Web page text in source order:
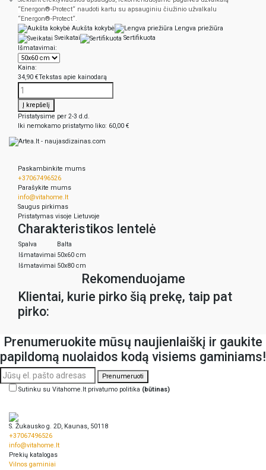
“Energon®-Protect“ naudoti kartu su apsauginiu čiužinio užvalkalu
“Energon®-Protect“.
Aukšta kokybė
Lengva priežiūra
Sveikatai
Sertifikuota
Išmatavimai:
Kaina:
34,90 €Tekstas apie kainodarą
Į krepšelį
Pristatysime per 2-3 d.d.
Iki nemokamo pristatymo liko: 60,00 €
Paskambinkite mums
+37067496526
Parašykite mums
info@vitahome.lt
Saugus pirkimas
Pristatymas visoje Lietuvoje
Charakteristikos lentelė
Spalva
Balta
Išmatavimai 50x60 cm
Išmatavimai 50x80 cm
Rekomenduojame
Klientai, kurie pirko šią prekę, taip pat
pirko:
Prenumeruokite mūsų naujienlaiškį ir gaukite
papildomą nuolaidos kodą visiems gaminiams!
Prenumeruoti
Sutinku su Vitahome.lt privatumo politika (būtinas)
S. Žukausko g. 2D, Kaunas, 50118
+37067496526
info@vitahome.lt
Prekių katalogas
Vilnos gaminiai